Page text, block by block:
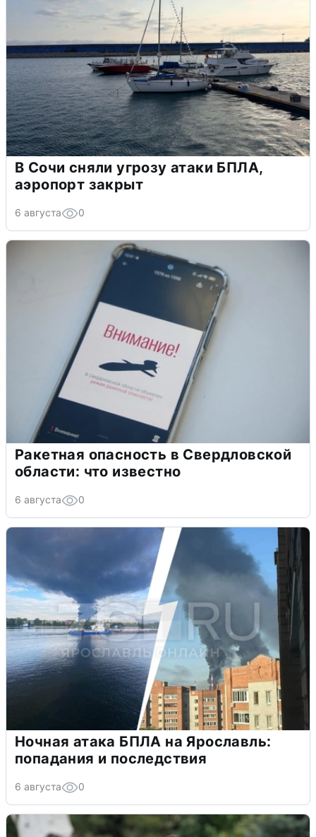
В Сочи сняли угрозу атаки БПЛА,
аэропорт закрыт
6 августа 0
Ракетная опасность в Свердловской
области: что известно
6 августа 0
Ночная атака БПЛА на Ярославль:
попадания и последствия
6 августа 0